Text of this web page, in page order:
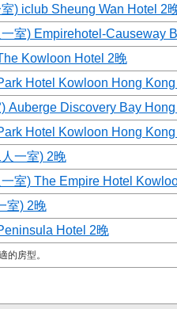
) iclub Sheung Wan Hotel 2
室) Empirehotel-Causeway
Kowloon Hotel 2晚
Hotel Kowloon Hong
Auberge Discovery Bay
Hotel Kowloon Hong
一室) 2晚
室) The Empire Hotel
室) 2晚
Hotel 2晚
的房型。